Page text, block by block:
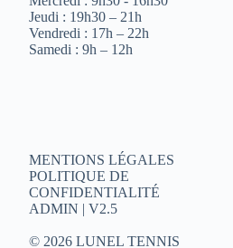
Jeudi : 19h30 – 21h
Vendredi : 17h – 22h
Samedi : 9h – 12h
MENTIONS LÉGALES
POLITIQUE DE
CONFIDENTIALITÉ
ADMIN | V2.5
© 2026 LUNEL TENNIS